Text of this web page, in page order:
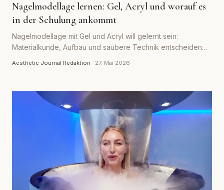
Nagelmodellage lernen: Gel, Acryl und worauf es
in der Schulung ankommt
Nagelmodellage mit Gel und Acryl will gelernt sein:
Materialkunde, Aufbau und saubere Technik entscheiden
Aesthetic Journal Redaktion · 27. Mai 2026